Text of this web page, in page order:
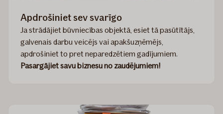
Apdrošiniet sev svarīgo
Ja strādājiet būvniecības objektā, esiet tā pasūtītājs,
galvenais darbu veicējs vai apakšuzņēmējs,
apdrošiniet to pret neparedzētiem gadījumiem.
Pasargājiet savu biznesu no zaudējumiem!